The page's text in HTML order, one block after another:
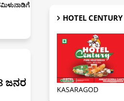
ಜನರ
HOTEL CENTURY
KASARAGOD